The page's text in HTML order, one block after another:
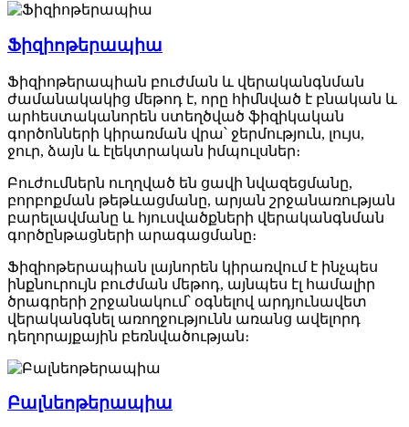
Ֆիզիոթերապիա
Ֆիզիոթերապիան բուժման և վերականգնման
ժամանակակից մեթոդ է, որը հիմնված է բնական և
արհեստականորեն ստեղծված ֆիզիկական
գործոնների կիրառման վրա՝ ջերմություն, լույս,
ջուր, ձայն և էլեկտրական իմպուլսներ։
Բուժումներն ուղղված են ցավի նվազեցմանը,
բորբոքման թեթևացմանը, արյան շրջանառության
բարելավմանը և հյուսվածքների վերականգնման
գործընթացների արագացմանը։
Ֆիզիոթերապիան լայնորեն կիրառվում է ինչպես
ինքնուրույն բուժման մեթոդ, այնպես էլ համալիր
ծրագրերի շրջանակում՝ օգնելով արդյունավետ
վերականգնել առողջությունն առանց ավելորդ
դեղորայքային բեռնվածության։
Բալնեոթերապիա